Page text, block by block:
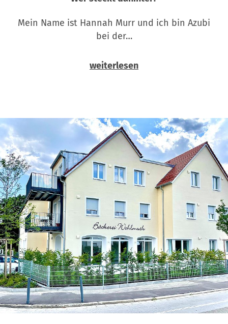
Mein Name ist Hannah Murr und ich bin Azubi
bei der…
weiterlesen